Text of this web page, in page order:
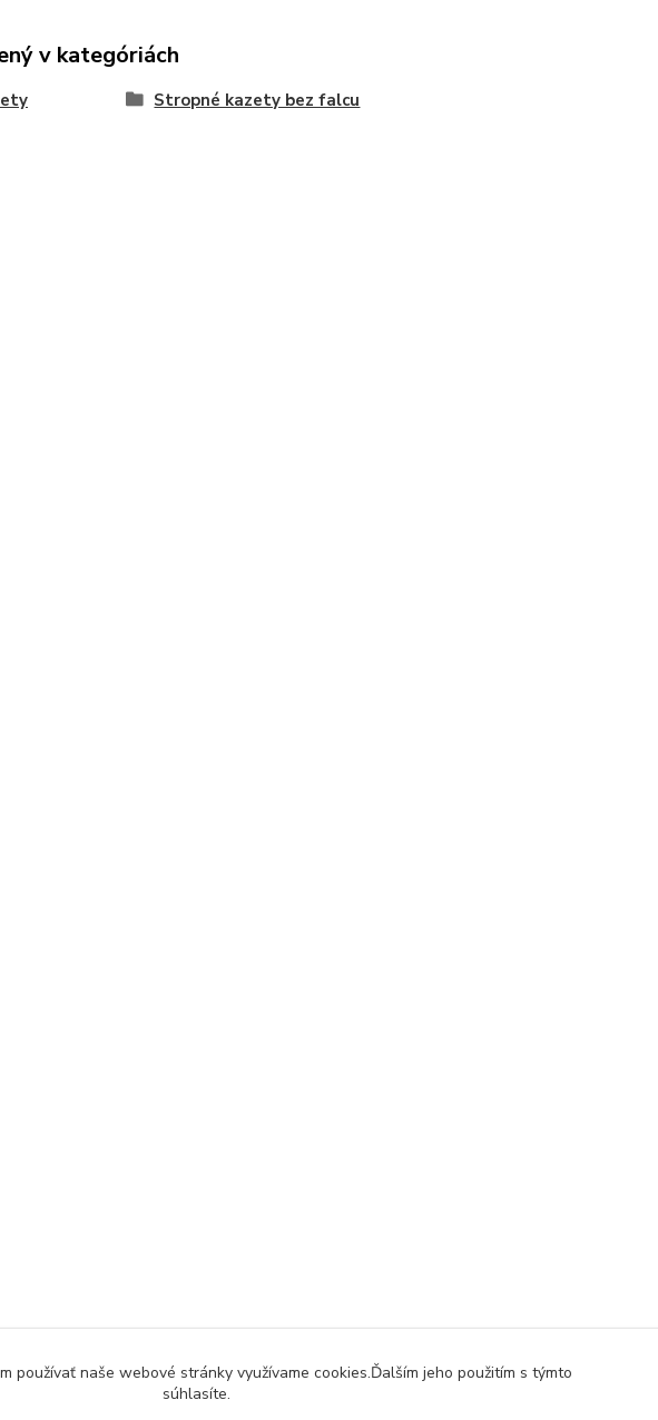
v kategóriách
Stropné kazety bez falcu
používať naše webové stránky využívame cookies.Ďalším jeho použitím s týmto
súhlasíte.